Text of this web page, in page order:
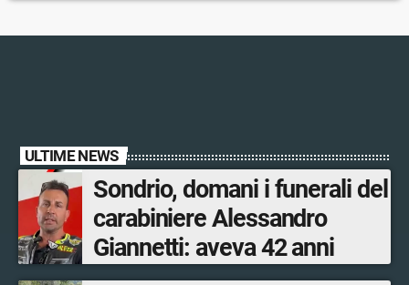
ULTIME NEWS
Sondrio, domani i funerali del
carabiniere Alessandro
Giannetti: aveva 42 anni